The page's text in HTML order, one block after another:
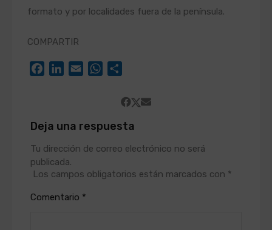
formato y por localidades fuera de la península.
COMPARTIR
FacebookLinkedIn
Email WhatsApp
Deja una respuesta
Tu dirección de correo electrónico no será
publicada.
Los campos obligatorios están marcados con *
Comentario *